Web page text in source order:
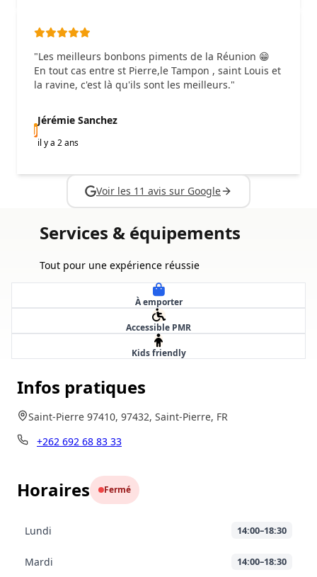
"Les meilleurs bonbons piments de la Réunion 😁
En tout cas entre st Pierre,le Tampon , saint Louis et
la ravine, c'est là qu'ils sont les meilleurs."
J
Jérémie Sanchez
il y a 2 ans
Voir les 11 avis sur Google
Services & équipements
Tout pour une expérience réussie
À emporter
Accessible PMR
Kids friendly
Infos pratiques
Saint-Pierre 97410, 97432, Saint-Pierre, FR
+262 692 68 83 33
Horaires Fermé
Lundi 14:00–18:30
Mardi 14:00–18:30